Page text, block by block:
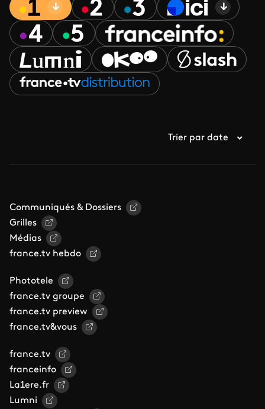
Trier par date
Communiqués & Dossiers
Grilles
Médias
france.tv hebdo
Phototele
france.tv groupe
france.tv preview
france.tv&vous
france.tv
franceinfo
La1ere.fr
Lumni